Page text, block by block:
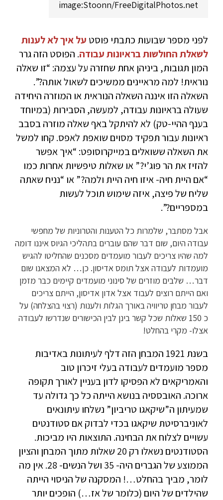
image:Stoonn/FreeDigitalPhotos.net
לפני מספר שבועות כתבתי פוסט על איך לא לענות
לשאלת החולשות בראיונות עבודה. הפוסט הזה גרר
המון תגובות, ביניהן אחת שחזרה על עצמה: “זו שאלה
נוראית! למה מראיינים ממשיכים לשאול אותה?”.
השאלה הזו איננה השאלה הנוראית או המוזרה היחידה
שעולה בראיונות עבודה, למעשה, הסבירות (במיוחד
בענף ההיי-טק) לא להיתקל באף שאלה מוזרה בסבב
ראיונות עבור תפקיד מסוים שואפת לאפס. קחו למשל
את השאלה ששואלים במייקרוסופט: “איך אפשר
להזיז את הר פוג’י?” או שאלות טיפשיות אחרות כמו
“אם היית חיה- איזו חיה היית ולמה?” או “נניח שאתה
שליח של פיצה, איזה שימוש תוכל לעשות
במספריים?”.
אבל מסתבר, שלמרות כל הטענות והטרוניות של מחפשי
עבודה היום, שום דבר שהם עוברים בתהליכי הגיוס איננו דומה
למה שהיו צריכים לעבור מועמדים מסכנים שהחליטו להגיש
מועמדות לעבודה אצל תומס אדיסון. כן… לא המצאנו שום
דבר… שלבים מוזרים של סינוני מועמדים קיימים כבר מזמן
ואם הייתם רוצים לעבוד אצל אדון אדיסון, הייתם צריכים
לעבור מבחן טריוויה באורך הגלות ולענות (רצוי בהצלחה) על
כ 150 שאלות שכל קשר בינן לבין הכישורים שנדרשו לעבודה
אצלו- מקרי בהחלט!
בשנת 1921 המבחן הזה דלף לעיתונות באדיבות
מספר מועמדים לעבודה בעלי זיכרון טוב
והאמריקאים לא הפסיקו לדון בעניין לאורך תקופה
ארוכה. האובססיה בנושא הייתה כל כך גדולה עד
שמעיתון ה”שיקאגו טריביון” נשלחו עיתונאים
לאוניברסיטת שיקאגו בכדי לבדוק אם סטודנטים
עשויים לצלוח את הבחינה. התוצאות היו מביכות.
הסטודנטים נשאלו רק 20 שאלות מתוך המבחן והציון
הממוצע של הגברים היה- 35 ושל הנשים- 28. אין מה
לומר, מביך בהחלט…! המסקנה של הניסוי הייתה
שהילדים של היום (כלומר של אז…) הופכים יותר